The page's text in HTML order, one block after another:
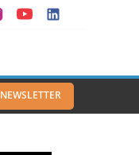
NEWSLETTER